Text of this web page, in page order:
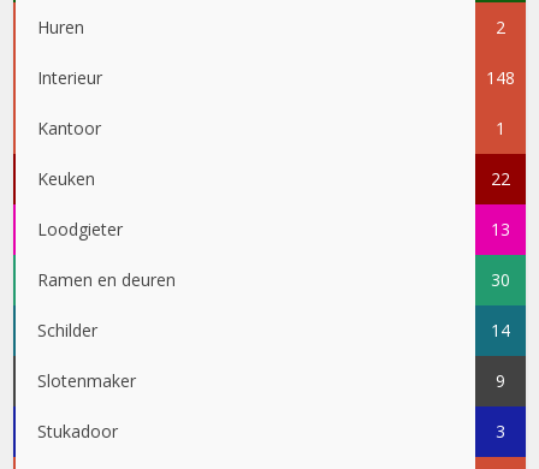
Huren 2
Interieur 148
Kantoor 1
Keuken 22
Loodgieter 13
Ramen en deuren 30
Schilder 14
Slotenmaker 9
Stukadoor 3